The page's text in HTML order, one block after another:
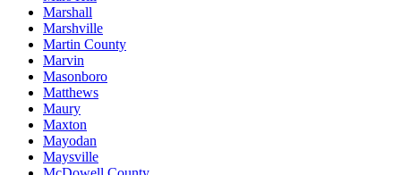
Marshall
Marshville
Martin County
Marvin
Masonboro
Matthews
Maury
Maxton
Mayodan
Maysville